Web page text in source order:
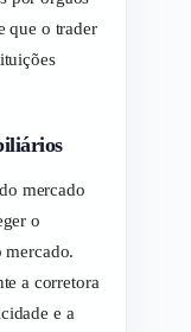
que o trader
mercado
o
mercado.
a corretora
e a